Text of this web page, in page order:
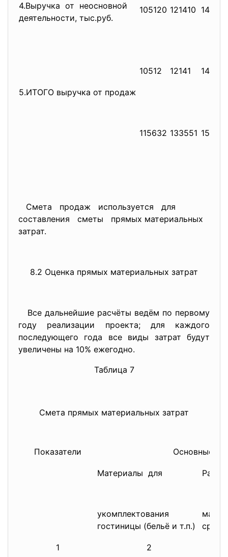
4.Выручка от неосновной
деятельности, тыс.руб.
105120
10512
121410
12141 14023
5.ИТОГО выручка от продаж
115632 133551
Смета продаж используется для
составления сметы прямых материальных
затрат.
8.2 Оценка прямых материальных затрат
Все дальнейшие расчёты ведём по первому
году реализации проекта; для каждого
последующего года все виды затрат будут
увеличены на 10% ежегодно.
Таблица 7
Смета прямых материальных затрат
Показатели Основные
Материалы для
укомплектования
гостиницы (бельё и т.п.)
1 2